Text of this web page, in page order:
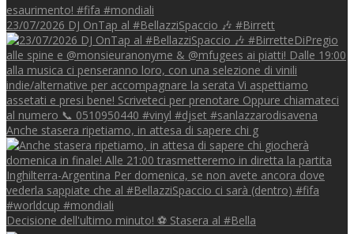
23/07/2026 DJ OnTap al #BellazziSpaccio 🎶 #Birrett
Anche stasera ripetiamo, in attesa di sapere chi g
Decisione dell'ultimo minuto! ⚽️ Stasera al #Bella